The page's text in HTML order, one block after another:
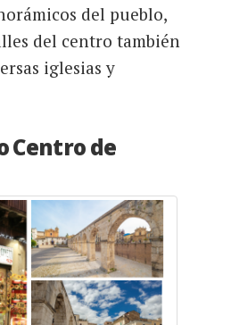
del pueblo,
del centro también
iglesias y
Centro de